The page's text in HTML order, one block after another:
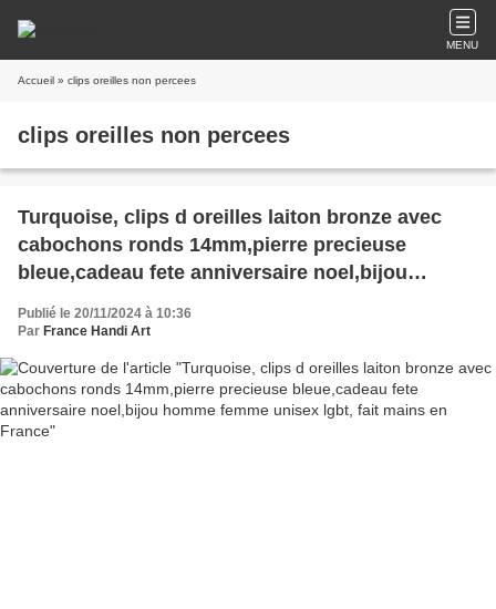
MENU
Accueil » clips oreilles non percees
clips oreilles non percees
Turquoise, clips d oreilles laiton bronze avec
cabochons ronds 14mm,pierre precieuse
bleue,cadeau fete anniversaire noel,bijou
homme femme unisex lgbt, fait mains en France
Publié le 20/11/2024 à 10:36
Par France Handi Art